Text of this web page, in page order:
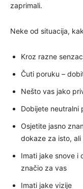
zaprimali.
Neke od situacija,
Kroz razne
Čuti poruku –
Nešto vas jako
Dobijete neutralni
Osjetite jasno
dokaze za isto,
Imati jake snove i
značio za vas
Imati jake vizije